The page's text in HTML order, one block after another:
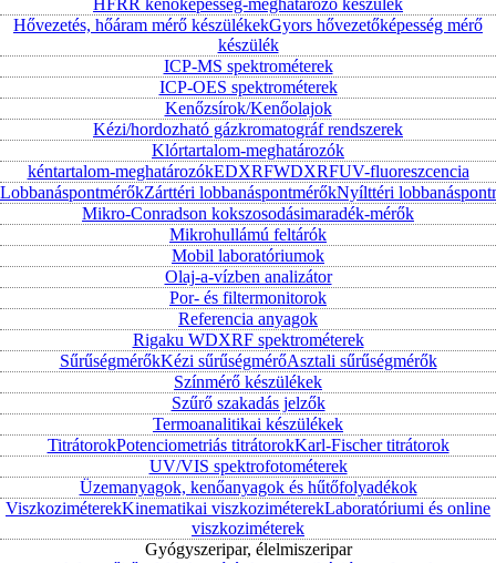
Hővezetés, hőáram mérő készülékekGyors hővezetőképesség mérő
készülék
ICP-MS spektrométerek
ICP-OES spektrométerek
Kenőzsírok/Kenőolajok
Kézi/hordozható gázkromatográf rendszerek
Klórtartalom-meghatározók
kéntartalom-meghatározókEDXRFWDXRFUV-fluoreszcencia
LobbanáspontmérőkZárttéri lobbanáspontmérőkNyílttéri
Mikro-Conradson kokszosodásimaradék-mérők
Mikrohullámú feltárók
Mobil laboratóriumok
Olaj-a-vízben analizátor
Por- és filtermonitorok
Referencia anyagok
Rigaku WDXRF spektrométerek
SűrűségmérőkKézi sűrűségmérőAsztali sűrűségmérők
Színmérő készülékek
Szűrő szakadás jelzők
Termoanalitikai készülékek
TitrátorokPotenciometriás titrátorokKarl-Fischer titrátorok
UV/VIS spektrofotométerek
Üzemanyagok, kenőanyagok és hűtőfolyadékok
ViszkoziméterekKinematikai viszkoziméterekLaboratóriumi és online
viszkoziméterek
Gyógyszeripar, élelmiszeripar